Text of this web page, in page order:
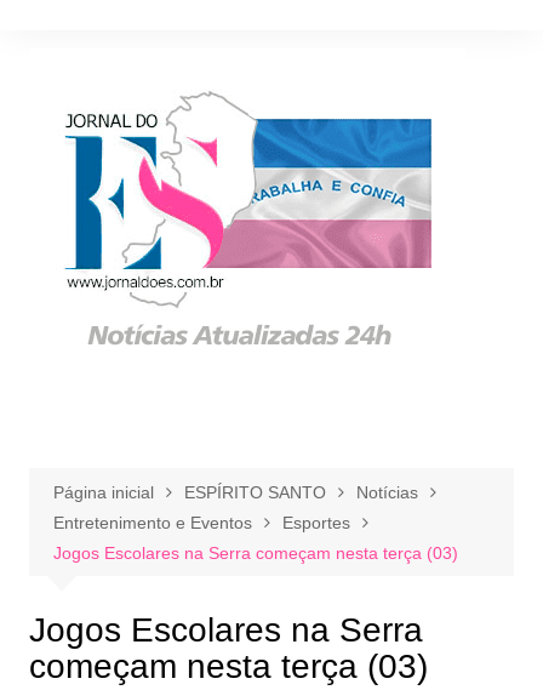
Página inicial ESPÍRITO SANTO
Notícias
Entretenimento e Eventos
Esportes
Jogos Escolares na Serra começam nesta terça (03)
Jogos Escolares na Serra
começam nesta terça (03)